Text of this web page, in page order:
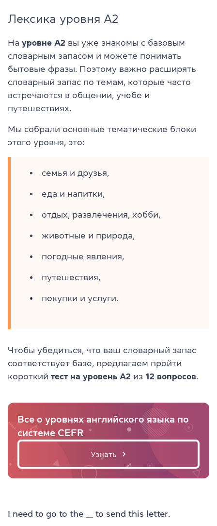
Лексика уровня A2
На уровне A2 вы уже знакомы с базовым
словарным запасом и можете понимать
бытовые фразы. Поэтому важно расширять
словарный запас по темам, которые часто
встречаются в общении, учебе и
путешествиях.
Мы собрали основные тематические блоки
этого уровня, это:
семья и друзья,
еда и напитки,
отдых, развлечения, хобби,
животные и природа,
погодные явления,
путешествия,
покупки и услуги.
Чтобы убедиться, что ваш словарный запас
соответствует базе, предлагаем пройти
короткий тест на уровень А2 из 12 вопросов.
Все о уровнях английского языка по
системе CEFR
Узнать
I need to go to the ___ to send this letter.